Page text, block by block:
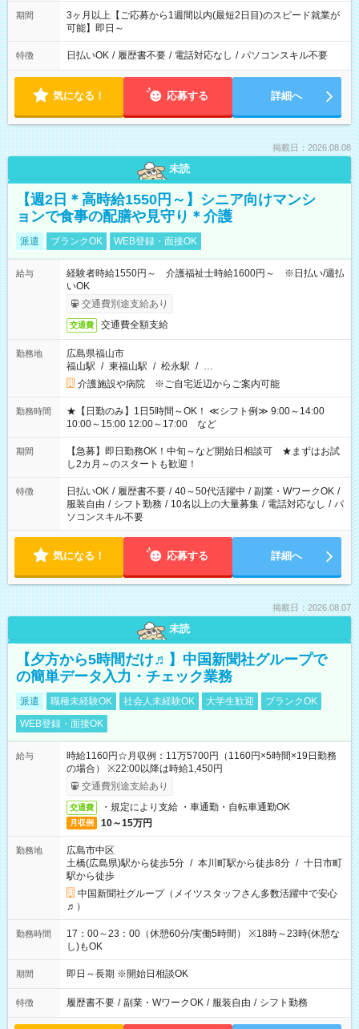
期間
3ヶ月以上【ご応募から1週間以内(最短2日目)のスピード就業が
可能】即日～
特徴 日払いOK / 履歴書不要 / 電話対応なし / パソコンスキル不要
気になる！ 応募する 詳細へ
掲載日：2026.08.08
未読
【週2日＊高時給1550円～】シニア向けマンシ
ョンで食事の配膳や見守り＊介護
派遣 ブランクOK WEB登録・面接OK
給与
経験者時給1550円～ 介護福祉士時給1600円～ ※日払い/週払
いOK
交通費別途支給あり
交通費 交通費全額支給
勤務地
広島県福山市
福山駅 / 東福山駅 / 松永駅 / …
介護施設や病院 ※ご自宅近辺からご案内可能
勤務時間
★【日勤のみ】1日5時間～OK！ ≪シフト例≫ 9:00～14:00
10:00～15:00 12:00～17:00 など
期間
【急募】即日勤務OK！中旬～など開始日相談可 ★まずはお試
し2カ月～のスタートも歓迎！
特徴 日払いOK / 履歴書不要 / 40～50代活躍中 / 副業・WワークOK /
服装自由 / シフト勤務 / 10名以上の大量募集 / 電話対応なし / パ
ソコンスキル不要
気になる！ 応募する 詳細へ
掲載日：2026.08.07
未読
【夕方から5時間だけ♬】中国新聞社グループで
の簡単データ入力・チェック業務
派遣 職種未経験OK 社会人未経験OK 大学生歓迎
ブランクOK
WEB登録・面接OK
給与
時給1160円☆月収例：11万5700円（1160円×5時間×19日勤務
の場合） ※22:00以降は時給1,450円
交通費別途支給あり
交通費 ・規定により支給 ・車通勤・自転車通勤OK
月収例 10～15万円
勤務地
広島市中区
土橋(広島県)駅から徒歩5分 / 本川町駅から徒歩8分 / 十日市町
駅から徒歩
中国新聞社グループ（メイツスタッフさん多数活躍中で安心
♬）
勤務時間
17：00～23：00（休憩60分/実働5時間） ※18時～23時(休憩な
し)もOK
期間 即日～長期 ※開始日相談OK
特徴 履歴書不要 / 副業・WワークOK / 服装自由 / シフト勤務